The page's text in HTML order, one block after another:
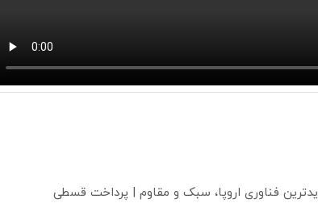
فناوری اروپا، سبک و مقاوم | پرداخت قسطی